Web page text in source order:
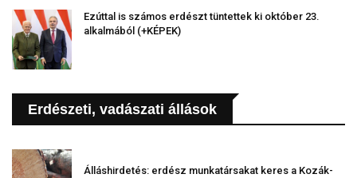
Ezúttal is számos erdészt tüntettek ki október 23.
alkalmából (+KÉPEK)
Erdészeti, vadászati állások
Álláshirdetés: erdész munkatársakat keres a Kozák-